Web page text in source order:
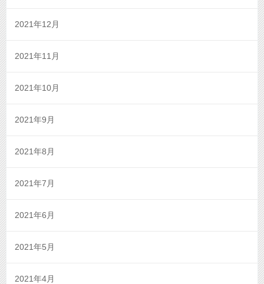
2021年12月
2021年11月
2021年10月
2021年9月
2021年8月
2021年7月
2021年6月
2021年5月
2021年4月